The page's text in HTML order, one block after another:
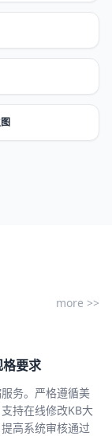
more >>
要求
务。严格遵循美
持在线修改KB大
高系统审核通过